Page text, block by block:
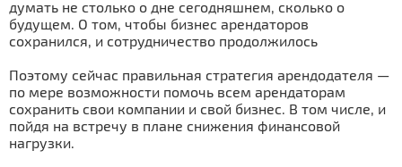
думать не столько о дне сегодняшнем, сколько о
будущем. О том, чтобы бизнес арендаторов
сохранился, и сотрудничество продолжилось
Поэтому сейчас правильная стратегия арендодателя —
по мере возможности помочь всем арендаторам
сохранить свои компании и свой бизнес. В том числе, и
пойдя на встречу в плане снижения финансовой
нагрузки.